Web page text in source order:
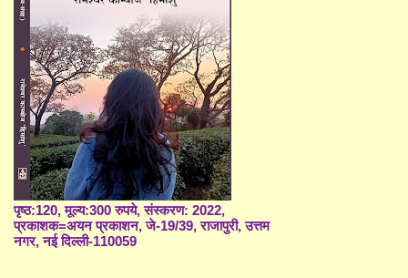
पृष्ठ:120, मूल्य:300 रुपये, संस्करण: 2022,
प्रकाशक=अयन प्रकाशन, जे-19/39, राजापुरी, उत्तम
नगर, नई दिल्ली-110059